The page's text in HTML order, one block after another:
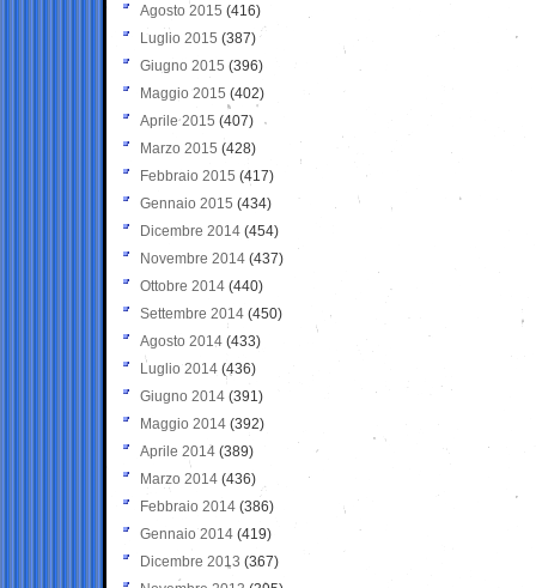
Agosto 2015 (416)
Luglio 2015 (387)
Giugno 2015 (396)
Maggio 2015 (402)
Aprile 2015 (407)
Marzo 2015 (428)
Febbraio 2015 (417)
Gennaio 2015 (434)
Dicembre 2014 (454)
Novembre 2014 (437)
Ottobre 2014 (440)
Settembre 2014 (450)
Agosto 2014 (433)
Luglio 2014 (436)
Giugno 2014 (391)
Maggio 2014 (392)
Aprile 2014 (389)
Marzo 2014 (436)
Febbraio 2014 (386)
Gennaio 2014 (419)
Dicembre 2013 (367)